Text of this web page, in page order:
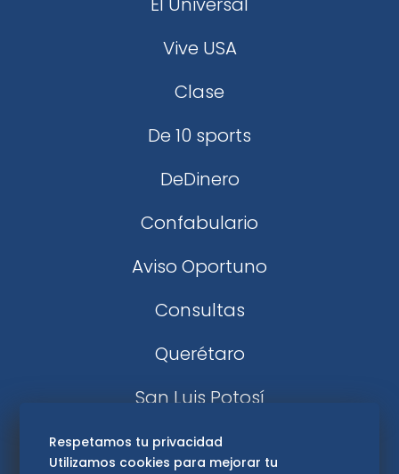
Vive USA
Clase
De 10 sports
DeDinero
Confabulario
Aviso Oportuno
Consultas
Querétaro
San Luis Potosí
Edomex
Respetamos tu privacidad
Utilizamos cookies para mejorar tu